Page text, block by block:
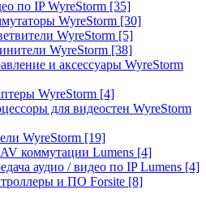
по IP WyreStorm [35]
WyreStorm [30]
WyreStorm [5]
WyreStorm [38]
и аксессуары WyreStorm
WyreStorm [4]
для видеостен WyreStorm
WyreStorm [19]
коммутации Lumens [4]
аудио / видео по IP Lumens [4]
и ПО Forsite [8]